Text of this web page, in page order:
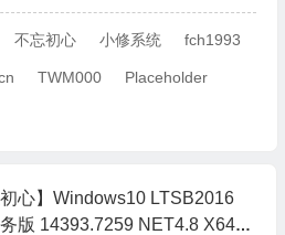
不忘初心 小修系统 fch1993
TWM000 Placeholder
初心】Windows10 LTSB2016
版 14393.7259 NET4.8 X64